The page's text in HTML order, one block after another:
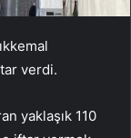
verdi.
yaklaşık 110